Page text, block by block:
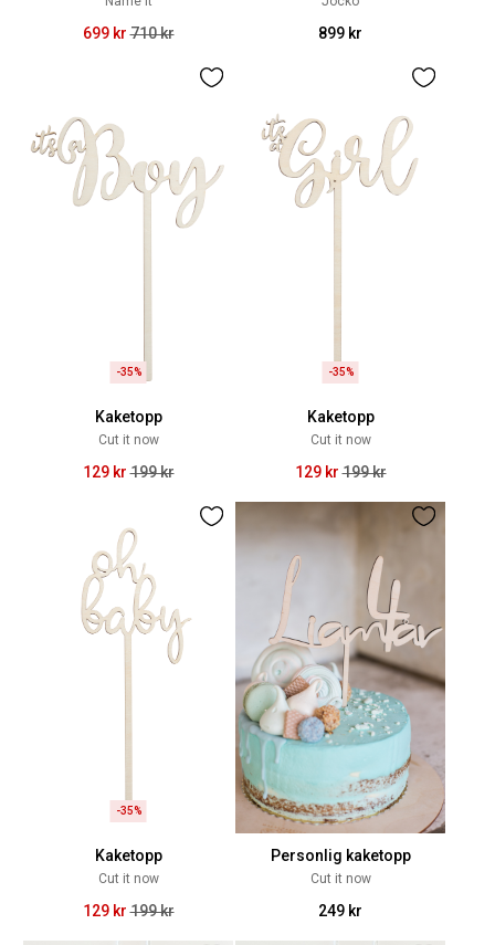
699 kr 710 kr 899 kr
-35%
Kaketopp
Cut it now
129 kr 199 kr
-35%
Kaketopp
Cut it now
129 kr 199 kr
-35%
Kaketopp
Cut it now
129 kr 199 kr
Personlig kaketopp
Cut it now
249 kr